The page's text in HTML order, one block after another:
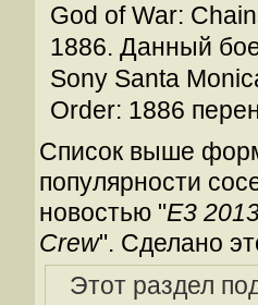
God of War:
1886. Данный
Sony Santa
Order: 1886
Список выше
популярности
новостью "E3
Crew". Сделано
Этот раздел